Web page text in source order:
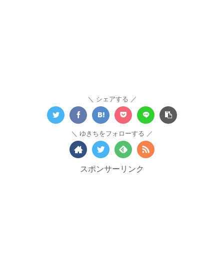
シェアする
ゆきちをフォローする
スポンサーリンク